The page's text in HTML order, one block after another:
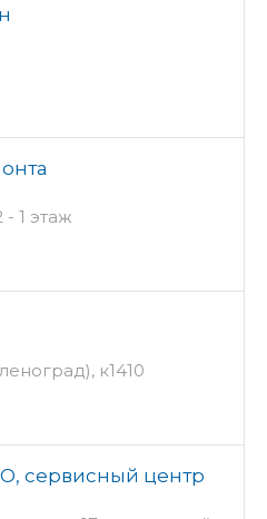
1 этаж
к1410
сервисный центр